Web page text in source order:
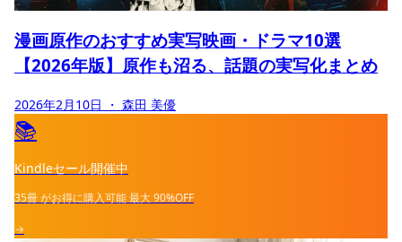
漫画原作のおすすめ実写映画・ドラマ10選
【2026年版】原作も沼る、話題の実写化まとめ
2026年2月10日 ・ 森田 美優
📚
Kindleセール開催中
35冊がお得に購入可能最大90%OFF
→